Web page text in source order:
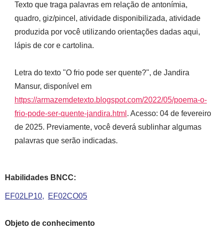
Texto que traga palavras em relação de antonímia,
quadro, giz/pincel, atividade disponibilizada, atividade
produzida por você utilizando orientações dadas aqui,
lápis de cor e cartolina.
Letra do texto "O frio pode ser quente?", de Jandira
Mansur, disponível em
https://armazemdetexto.blogspot.com/2022/05/poema-o-
frio-pode-ser-quente-jandira.html . Acesso: 04 de fevereiro
de 2025. Previamente, você deverá sublinhar algumas
palavras que serão indicadas.
Habilidades BNCC:
EF02LP10 EF02CO05
Objeto de conhecimento